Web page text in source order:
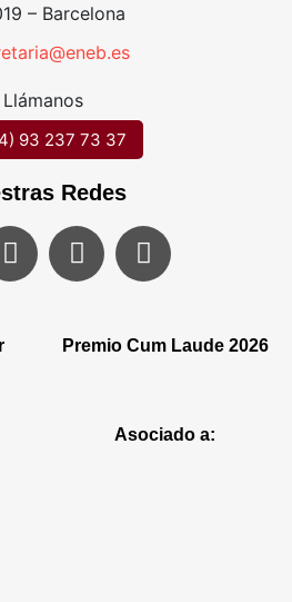
– Barcelona
Llámanos
93 237 73 37
Redes
Premio Cum Laude 2026
Asociado a: